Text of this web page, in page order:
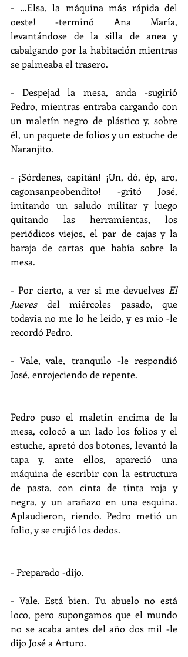
- …Elsa, la máquina más rápida del
oeste! -terminó Ana María,
levantándose de la silla de anea y
cabalgando por la habitación mientras
se palmeaba el trasero.
- Despejad la mesa, anda -sugirió
Pedro, mientras entraba cargando con
un maletín negro de plástico y, sobre
él, un paquete de folios y un estuche de
Naranjito.
- ¡Sórdenes, capitán! ¡Un, dó, ép, aro,
cagonsanpeobendito! -gritó José,
imitando un saludo militar y luego
quitando las herramientas, los
periódicos viejos, el par de cajas y la
baraja de cartas que había sobre la
mesa.
- Por cierto, a ver si me devuelves El
Jueves del miércoles pasado, que
todavía no me lo he leído, y es mío -le
recordó Pedro.
- Vale, vale, tranquilo -le respondió
José, enrojeciendo de repente.
Pedro puso el maletín encima de la
mesa, colocó a un lado los folios y el
estuche, apretó dos botones, levantó la
tapa y, ante ellos, apareció una
máquina de escribir con la estructura
de pasta, con cinta de tinta roja y
negra, y un arañazo en una esquina.
Aplaudieron, riendo. Pedro metió un
folio, y se crujió los dedos.
- Preparado -dijo.
- Vale. Está bien. Tu abuelo no está
loco, pero supongamos que el mundo
no se acaba antes del año dos mil -le
dijo José a Arturo.